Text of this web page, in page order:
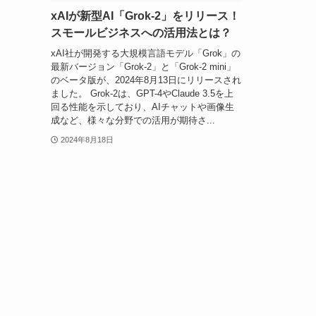
xAIが新型AI「Grok-2」をリリース！
スモールビジネスへの活用法とは？
xAI社が開発する大規模言語モデル「Grok」の
最新バージョン「Grok-2」と「Grok-2 mini」
のベータ版が、2024年8月13日にリリースされ
ました。 Grok-2は、GPT-4やClaude 3.5を上
回る性能を示しており、AIチャットや画像生
成など、様々な分野での活用が期待さ...
2024年8月18日